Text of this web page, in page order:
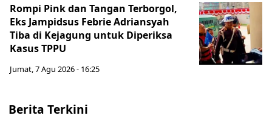
Rompi Pink dan Tangan Terborgol,
Eks Jampidsus Febrie Adriansyah
Tiba di Kejagung untuk Diperiksa
Kasus TPPU
Jumat, 7 Agu 2026 - 16:25
Berita Terkini